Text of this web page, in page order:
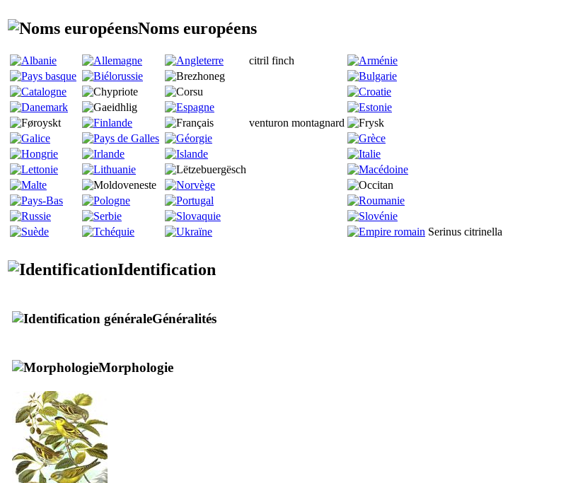
Noms européens
citril finch
venturon montagnard
Serinus citrinella
Identification
Généralités
Morphologie